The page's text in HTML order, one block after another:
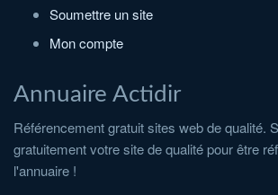
Soumettre un site
Mon compte
Annuaire Actidir
Référencement gratuit sites web de qualité.
gratuitement votre site de qualité pour être
l'annuaire !